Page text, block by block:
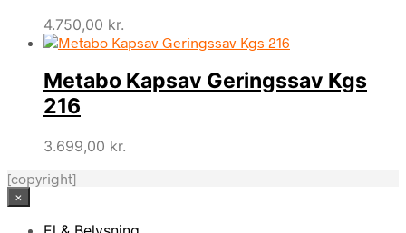
4.750,00 kr.
Metabo Kapsav Geringssav Kgs
216
3.699,00 kr.
[copyright]
×